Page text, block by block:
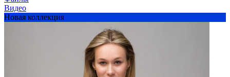
Видео
Новая коллекция